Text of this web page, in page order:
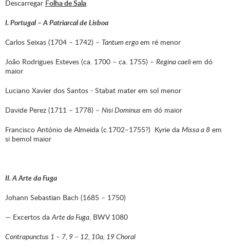
Descarregar Folha de Sala
I. Portugal – A Patriarcal de Lisboa
Carlos Seixas (1704 – 1742) – Tantum ergoem ré menor
João Rodrigues Esteves (ca. 1700 – ca. 1755) – Regina caeliem dó
maior
Luciano Xavier dos Santos - Stabat mater em sol menor
Davide Perez (1711 – 1778) – Nisi Dominus em dó maior
Francisco António de Almeida (c.1702–1755?) Kyrie da Missa a 8 em
si bemol maior
II. A Arte da Fuga
Johann Sebastian Bach (1685 – 1750)
— Excertos daArte da Fuga, BWV 1080
Contrapunctus 1 – 7, 9 – 12, 10a, 19 Choral